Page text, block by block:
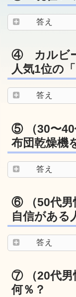
答え
④ カルビ
人気1位の
答え
⑤ （30〜40
布団乾燥機
答え
⑥ （50代男
自信がある
答え
⑦ （20代男
何％？